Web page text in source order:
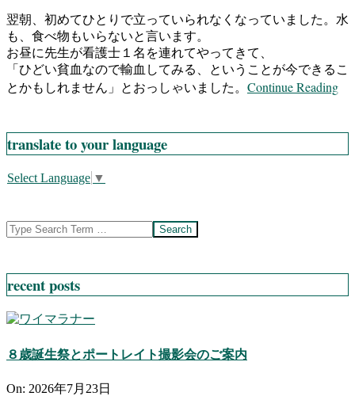
翌朝、初めてひとりで立っていられなくなっていました。水
も、食べ物もいらないと言います。
お昼に先生が看護士１名を連れてやってきて、
「ひどい貧血なので輸血してみる、ということが今できるこ
とかもしれません」とおっしゃいました。 Continue Reading
translate to your language
Select Language ▼
Search
recent posts
８歳誕生祭とポートレイト撮影会のご案内
On: 2026年7月23日